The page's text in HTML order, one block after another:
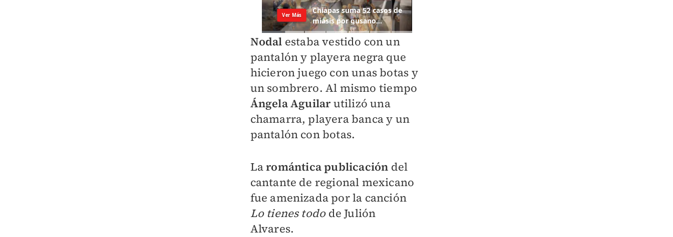
Nodal estaba vestido con un
pantalón y playera negra que
hicieron juego con unas botas y
un sombrero. Al mismo tiempo
Ángela Aguilarutilizó una
chamarra, playera banca y un
pantalón con botas.
Laromántica publicación del
cantante de regional mexicano
fue amenizada por la canción
Lo tienes todode Julión
Alvares.